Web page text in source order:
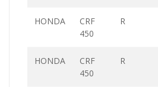
HONDA
CRF
450
R
HONDA
CRF
450
R